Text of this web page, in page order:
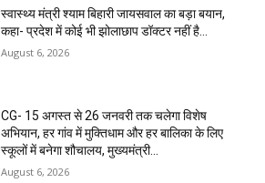
स्वास्थ्य मंत्री श्याम बिहारी जायसवाल का बड़ा बयान,
कहा- प्रदेश में कोई भी झोलाछाप डॉक्टर नहीं है…
August 6, 2026
CG- 15 अगस्त से 26 जनवरी तक चलेगा विशेष
अभियान, हर गांव में मुक्तिधाम और हर बालिका के लिए
स्कूलों में बनेगा शौचालय, मुख्यमंत्री...
August 6, 2026